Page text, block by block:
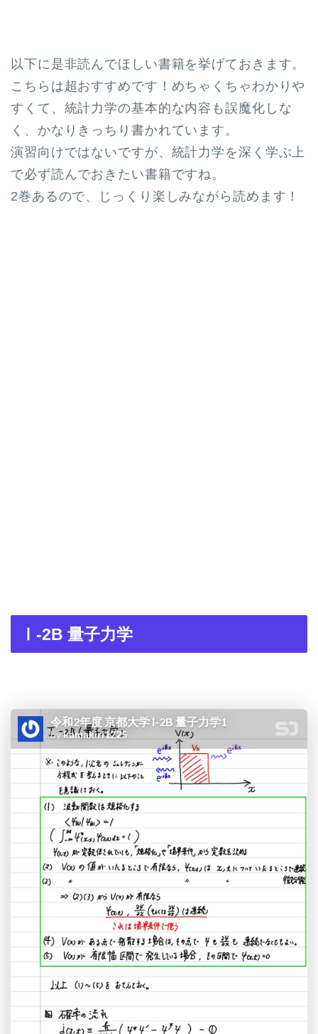
以下に是非読んでほしい書籍を挙げておきます。
こちらは超おすすめです！めちゃくちゃわかりや
すくて、統計力学の基本的な内容も誤魔化しな
く、かなりきっちり書かれています。
演習向けではないですが、統計力学を深く学ぶ上
で必ず読んでおきたい書籍ですね。
2巻あるので、じっくり楽しみながら読めます！
Ⅰ-2B 量子力学